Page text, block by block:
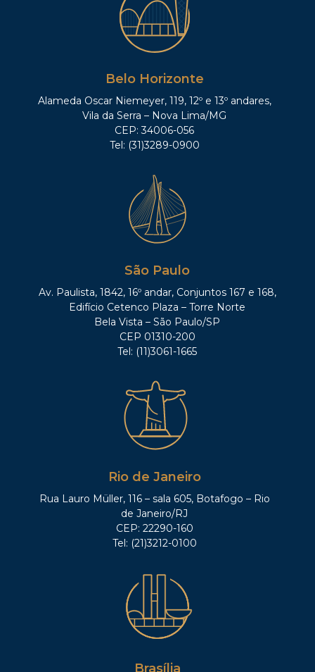
Belo Horizonte
Alameda Oscar Niemeyer, 119, 12º e 13º andares,
Vila da Serra – Nova Lima/MG
CEP: 34006-056
Tel: (31)3289-0900
São Paulo
Av. Paulista, 1842, 16º andar, Conjuntos 167 e 168,
Edifício Cetenco Plaza – Torre Norte
Bela Vista – São Paulo/SP
CEP 01310-200
Tel: (11)3061-1665
Rio de Janeiro
Rua Lauro Müller, 116 – sala 605, Botafogo – Rio
de Janeiro/RJ
CEP: 22290-160
Tel: (21)3212-0100
Brasília